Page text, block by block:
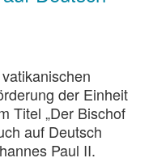
der Einheit
Titel „Der Bischof
auf Deutsch
Paul II.